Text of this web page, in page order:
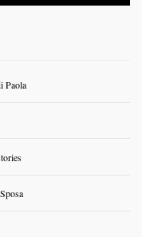
Paola